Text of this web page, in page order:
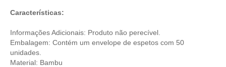
Características:
Informações Adicionais: Produto não perecível.
Embalagem: Contém um envelope de espetos com 50
unidades.
Material: Bambu